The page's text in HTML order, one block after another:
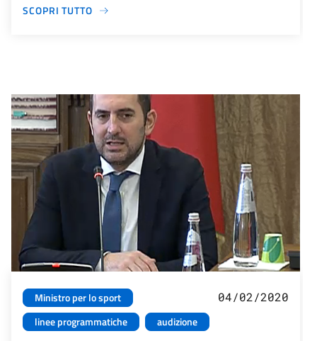
SCOPRI TUTTO
Ministro per lo sport
linee programmatiche
audizione
04/02/2020